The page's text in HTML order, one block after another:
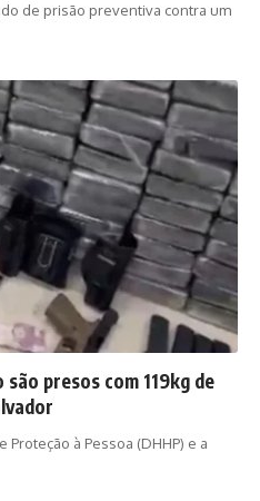
de prisão preventiva contra um
presos com 119kg de
à Pessoa (DHHP) e a